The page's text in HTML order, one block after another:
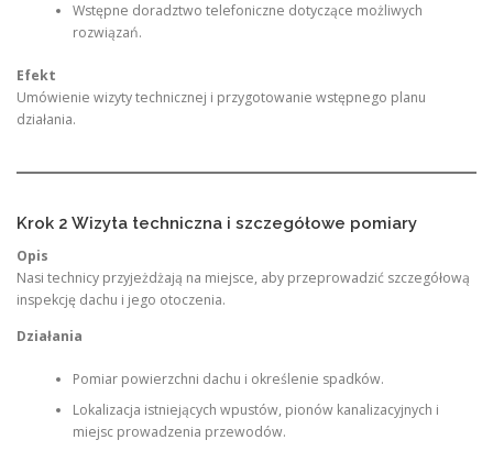
Wstępne doradztwo telefoniczne dotyczące możliwych
rozwiązań.
Efekt
Umówienie wizyty technicznej i przygotowanie wstępnego planu
działania.
Krok 2 Wizyta techniczna i szczegółowe pomiary
Opis
Nasi technicy przyjeżdżają na miejsce, aby przeprowadzić szczegółową
inspekcję dachu i jego otoczenia.
Działania
Pomiar powierzchni dachu i określenie spadków.
Lokalizacja istniejących wpustów, pionów kanalizacyjnych i
miejsc prowadzenia przewodów.